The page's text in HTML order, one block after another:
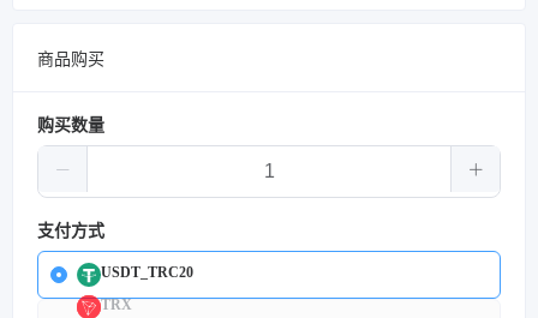
商品购买
购买数量
支付方式
USDT_TRC20
TRX